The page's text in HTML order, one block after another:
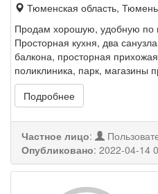
Тюменская область,
Продам хорошую, удобную по
Просторная кухня, два
балкона, просторная
поликлиника, парк, магазины
Подробнее
Частное лицо:
Опубликовано: 2022-04-14